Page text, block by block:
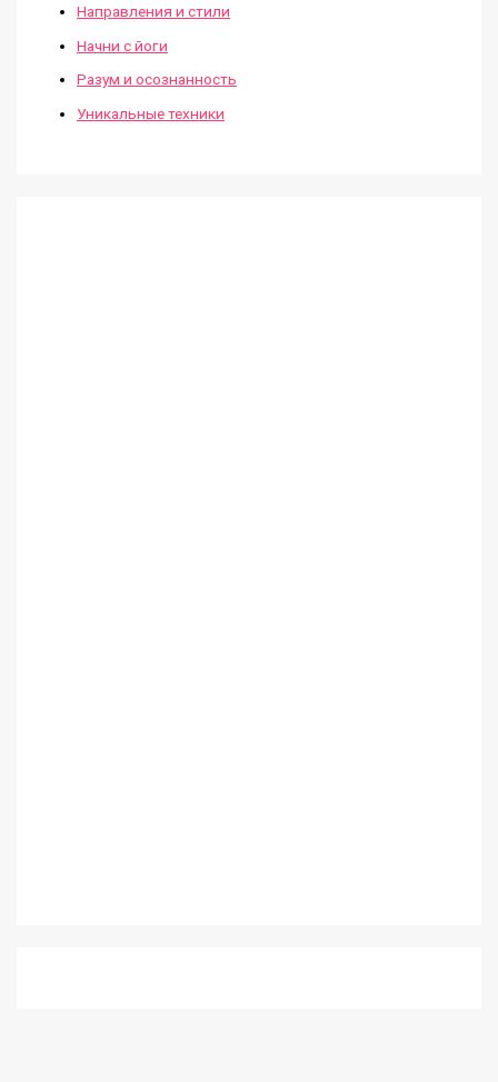
Направления и стили
Начни с йоги
Разум и осознанность
Уникальные техники